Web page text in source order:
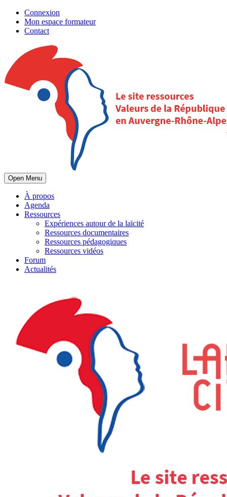
Connexion
Mon espace formateur
Contact
Open Menu
À propos
Agenda
Ressources
Expériences autour de la laïcité
Ressources documentaires
Ressources pédagogiques
Ressources vidéos
Forum
Actualités